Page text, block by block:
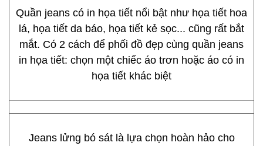
Quần jeans có in họa tiết nổi bật như họa tiết hoa
lá, họa tiết da báo, họa tiết kẻ sọc... cũng rất bắt
mắt. Có 2 cách để phối đồ đẹp cùng quần jeans
in họa tiết: chọn một chiếc áo trơn hoặc áo có in
họa tiết khác biệt
Jeans lửng bó sát là lựa chọn hoàn hảo cho